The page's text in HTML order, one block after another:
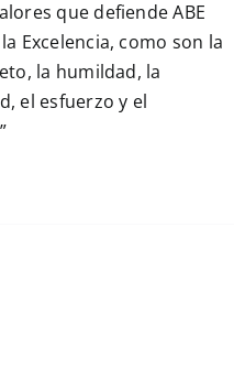
que defiende ABE
Excelencia, como son la
la humildad, la
el esfuerzo y el